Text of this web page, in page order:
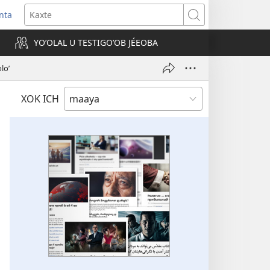
Kaxte
YOʼOLAL U TESTIGOʼOB JÉEOBA
XOK ICH